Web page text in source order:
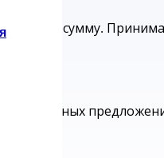
сумму.
выгодных